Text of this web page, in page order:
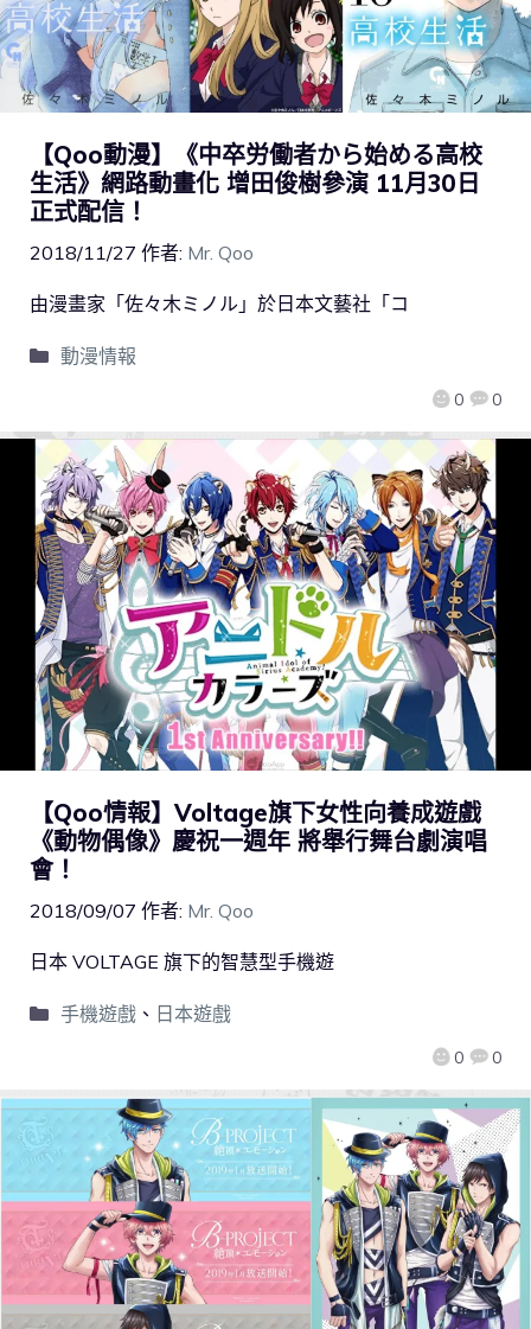
【Qoo動漫】《中卒労働者から始める高校
生活》網路動畫化 增田俊樹參演 11月30日
正式配信！
2018/11/27 作者: Mr. Qoo
0 0
由漫畫家「佐々木ミノル」於日本文藝社「コ
動漫情報
【Qoo情報】Voltage旗下女性向養成遊戲
《動物偶像》慶祝一週年 將舉行舞台劇演唱
會！
2018/09/07 作者: Mr. Qoo
0 0
日本 VOLTAGE 旗下的智慧型手機遊
手機遊戲、 日本遊戲